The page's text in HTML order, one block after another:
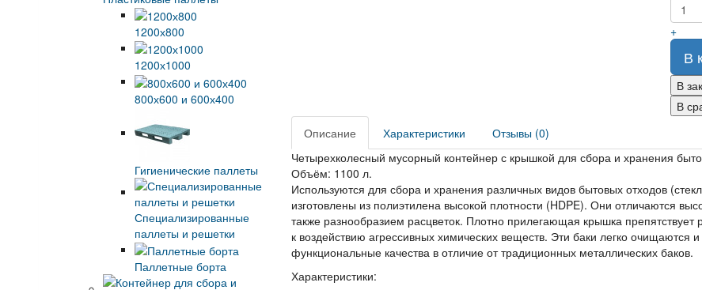
1200х800
1200х1000
800х600 и 600х400
Гигиенические паллеты
Специализированные
паллеты и решетки
Паллетные борта
+
В
В
В
Описание
Характеристики
Отзывы (0)
Четырехколесный мусорный контейнер с крышкой для сбора и хранения
Объём: 1100 л.
Используются для сбора и хранения различных видов бытовых отходов
изготовлены из полиэтилена высокой плотности (HDPE). Они отличаются
также разнообразием расцветок. Плотно прилегающая крышка
к воздействию агрессивных химических веществ. Эти баки легко
функциональные качества в отличие от традиционных металлических баков.
Характеристики: